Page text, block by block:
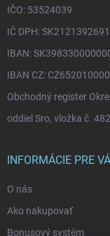
IČO: 53524039
IČ DPH: SK2121392691
IBAN:
IBAN CZ:
Obchodný register
oddiel Sro, vložka č.
INFORMÁCIE PRE
O nás
Ako nakupovať
Bonusový systém